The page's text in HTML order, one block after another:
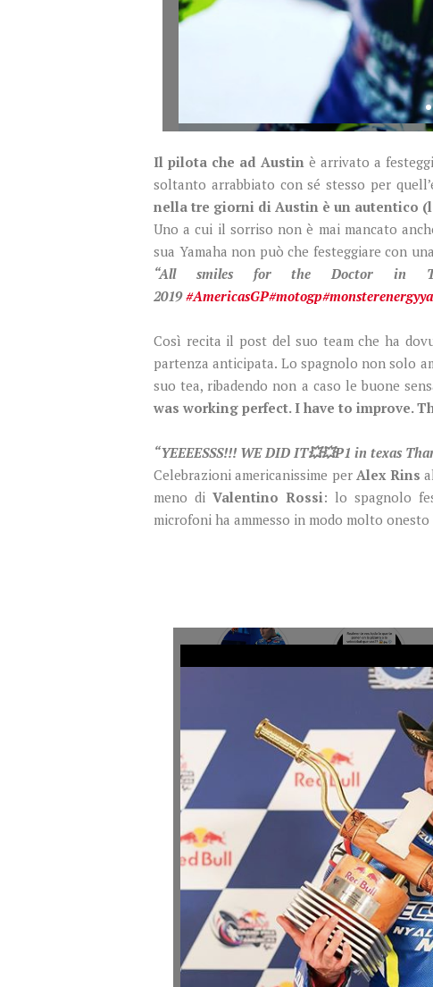
Il pilota che ad Austin è arrivato a
soltanto arrabbiato con sé stesso per
nella tre giorni di Austin è un autentico
Uno a cui il sorriso non è mai mancato
sua Yamaha non può che festeggiare con
“All smiles for the Doctor in
2019#AmericasGP#motogp
Così recita il post del suo team che ha
partenza anticipata. Lo spagnolo non solo
suo tea, ribadendo non a caso le buone
was working perfect. I have to improve.
“YEEEESSS!!! WE DID IT💥💥P1 in texas
Celebrazioni americanissime per Alex Rins
meno di Valentino Rossi: lo spagnolo
microfoni ha ammesso in modo molto